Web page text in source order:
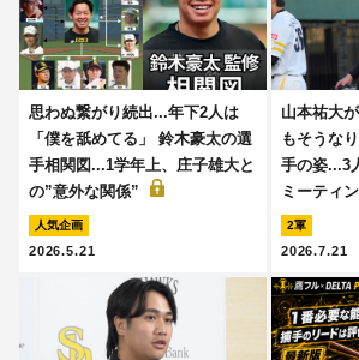
思わぬ繋がり続出...年下2人は
「僕を舐めてる」 鈴木豪太の選
手相関図...1学年上、庄子雄大と
の”意外な関係”
人気企画
2026.5.21
山本祐大
もそうな
手の姿...3
ミーティ
2軍
2026.7.21